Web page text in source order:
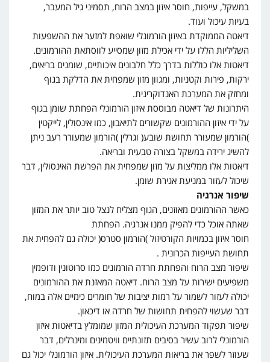
במשקל, עייפות, חוסר איזון במצב הרוח, תסמיני גיל המעבר,
בעיות עיכול ועוד.
דיאטה הממוקדת באיזון הורמונלי שואפת למזער את ההשפעות
השליליות הללו על ידי אכילת מזון שמסייע לווסתאת ההורמונים.
דיאטות אלו כוללות בדרך כלל חלבונים איכותיים, שומנים בריאים,
ירקות, פירות וקטניות, ומגוון מזון שמפחית את הדלקת בגוף
ומחזק את המערכת האנדוקרינית.
היתרונות של דיאטה מבוססת איזון הורמונלי הפחתת שומן בגוף
על ידי איזון ההורמונים שקשורים לתיאבון, כמו אינסולין, לייקטין
)הורמון שמעורר תחושת שובע( וגרלין )הורמון שמעורר רעב ניתן
להשיג ירידה במשקל בצורה טבעית ובריאה.
דיאטות אלו ממליצות על מזון שמפחית את הפרשת האינסולין, דבר
שיכול לעזור במניעת אגירת שומן.
שיפור אנרגיה
כאשר ההורמונים מאוזנים, הגוף מצליח לנצל טוב יותר את המזון
שאתה אוכל כדי להפיק ממנו אנרגיה. הפחתת
חוסר איזון בכמויות הקורטיזול )הורמון סטרס( יכולה גם להפחית את
תחושת העייפות הכרונית .
שיפור מצב הרוח והפחתת חרדה הורמונים כמו סרוטונין ודופמין
משפיעים ישירות על מצב הרוח. דיאטה המאזנת את ההורמונים
יכולה לעזור לשמור על רמות יציבות של חומרים כימיים אלה במוח,
דבר שעשוי להפחית תחושות של חרדה או דיכאון.
שיפור תפקוד המערכת העיכולית המזון שמומלץ בדיאטות איזון
הורמונלי לרוב עשיר בסיבים תזונתיים וויטמינים ומינרלים, דבר
שעוזר לשפר את בריאות המערכת העיכולית. איזון הורמונלי יכול גם